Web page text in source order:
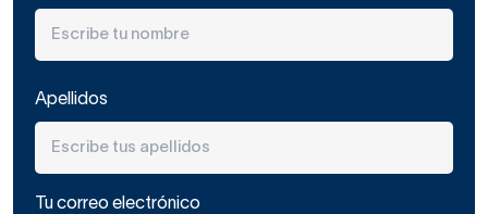
Apellidos
Tu correo electrónico